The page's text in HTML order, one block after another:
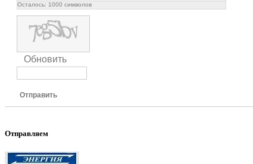
Осталось: 1000 символов
Обновить
Отправить
Отправляем